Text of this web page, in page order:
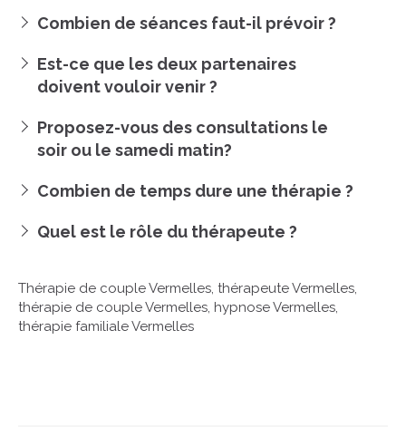
Combien de séances faut-il prévoir ?
Est-ce que les deux partenaires
doivent vouloir venir ?
Proposez-vous des consultations le
soir ou le samedi matin?
Combien de temps dure une thérapie ?
Quel est le rôle du thérapeute ?
Thérapie de couple Vermelles, thérapeute Vermelles,
thérapie de couple Vermelles, hypnose Vermelles,
thérapie familiale Vermelles